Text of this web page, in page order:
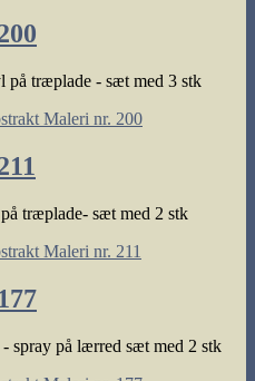
på træplade - sæt med 3 stk
træplade- sæt med 2 stk
spray på lærred sæt med 2 stk